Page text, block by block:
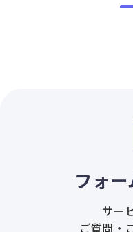
フォ
サー
ご質問・